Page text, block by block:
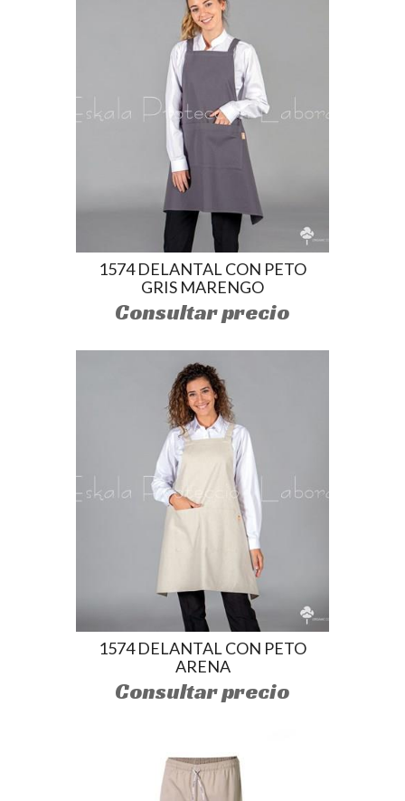
1574 DELANTAL CON PETO
GRIS MARENGO
Consultar precio
1574 DELANTAL CON PETO
ARENA
Consultar precio